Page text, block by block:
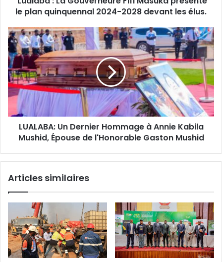
2024-
devant
les
élus.
le plan quinquennal 2024-2028 devant les élus.
LUALABA:
Un
Dernier
Hommage
à
Annie
Kabila
Mushid,
Épouse
l'Honorable
LUALABA: Un Dernier Hommage à Annie Kabila
Mushid, Épouse de l'Honorable Gaston Mushid
Articles similaires